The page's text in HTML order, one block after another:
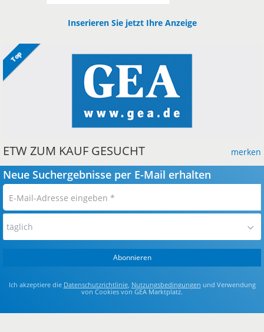
Inserieren Sie jetzt Ihre Anzeige
ETW ZUM KAUF GESUCHT merken
Top
Neue Suchergebnisse per E-Mail erhalten
E-
Mail-
Adresse
eingeben
täglich
Abonnieren
Ich akzeptiere die Datenschutzrichtlinie, Nutzungsbedingungen und Verwendung
von Cookies von GEA Marktplatz.